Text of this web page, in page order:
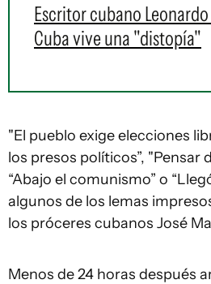
Escritor cubano
Cuba vive una "distopía"
"El pueblo exige elecciones
los presos políticos”, "Pensar
“Abajo el comunismo” o
algunos de los lemas
los próceres cubanos José
Menos de 24 horas después